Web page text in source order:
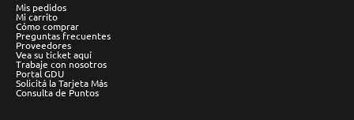
Mis pedidos
Mi carrito
Cómo comprar
Preguntas frecuentes
Proveedores
Vea su ticket aquí
Trabaje con nosotros
Portal GDU
Solicitá la Tarjeta Más
Consulta de Puntos